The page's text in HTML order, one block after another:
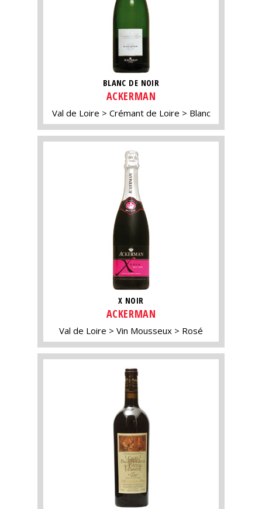
BLANC DE NOIR
ACKERMAN
Val de Loire Crémant de Loire Blanc
X NOIR
ACKERMAN
Val de Loire Vin Mousseux Rosé